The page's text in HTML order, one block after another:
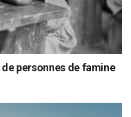
personnes de famine